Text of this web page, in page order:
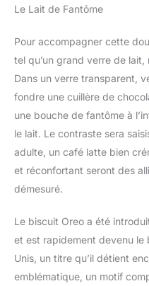
Le Lait de Fantôme
Pour accompagner cette
tel qu’un grand verre de
Dans un verre transparent,
fondre une cuillère de
une bouche de fantôme à
le lait. Le contraste sera
adulte, un café latte bien
et réconfortant seront des
démesuré.
Le biscuit Oreo a été
et est rapidement devenu le
Unis, un titre qu’il détient
emblématique, un motif